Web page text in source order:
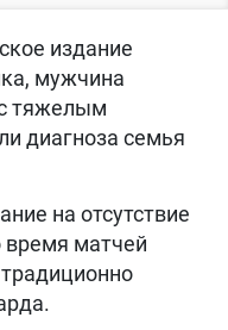
издание
мужчина
тяжелым
диагноза семья
на отсутствие
время матчей